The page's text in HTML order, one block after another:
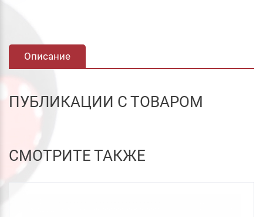
Описание
ПУБЛИКАЦИИ С ТОВАРОМ
СМОТРИТЕ ТАКЖЕ